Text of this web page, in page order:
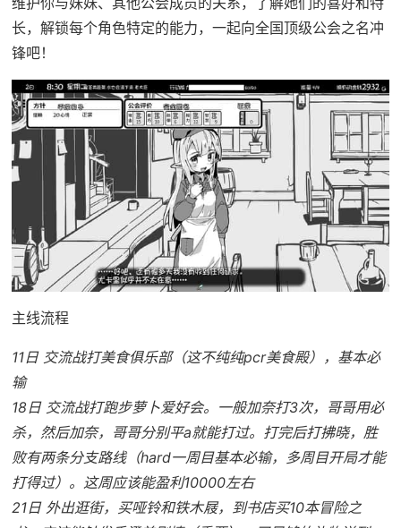
长，解锁每个角色特定的能力，一起向全国顶级公会之名冲
锋吧！
主线流程
11日 交流战打美食俱乐部（这不纯纯pcr美食殿），基本必
输
18日 交流战打跑步萝卜爱好会。一般加奈打3次，哥哥用必
杀，然后加奈，哥哥分别平a就能打过。打完后打拂晓，胜
败有两条分支路线（hard一周目基本必输，多周目开局才能
打得过）。这周应该能盈利10000左右
21日 外出逛街，买哑铃和铁木屐，到书店买10本冒险之